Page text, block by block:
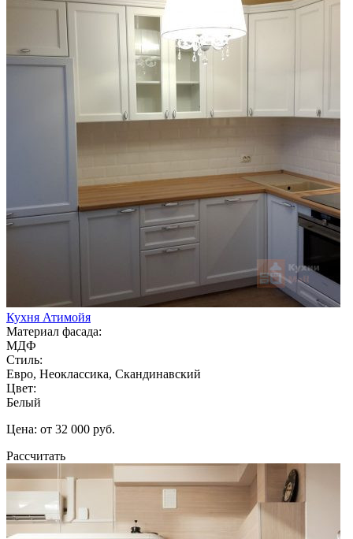
Кухня Атимойя
Материал фасада:
МДФ
Стиль:
Евро, Неоклассика, Скандинавский
Цвет:
Белый
Цена: от 32 000 руб.
Рассчитать